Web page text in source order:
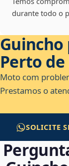
durante todo o
Guincho
Perto
Moto com
Prestamos o
SOLICITE